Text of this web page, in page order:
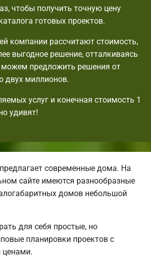
чтобы получить точную цену
готовых проектов.
компании рассчитают стоимость,
выгодное решение, отталкиваясь
предложить решения от
двух миллионов.
услуг и конечная стоимость 1
удивят!
современные дома. На
сайте имеются разнообразные
домов небольшой
для себя простые, но
планировки проектов с